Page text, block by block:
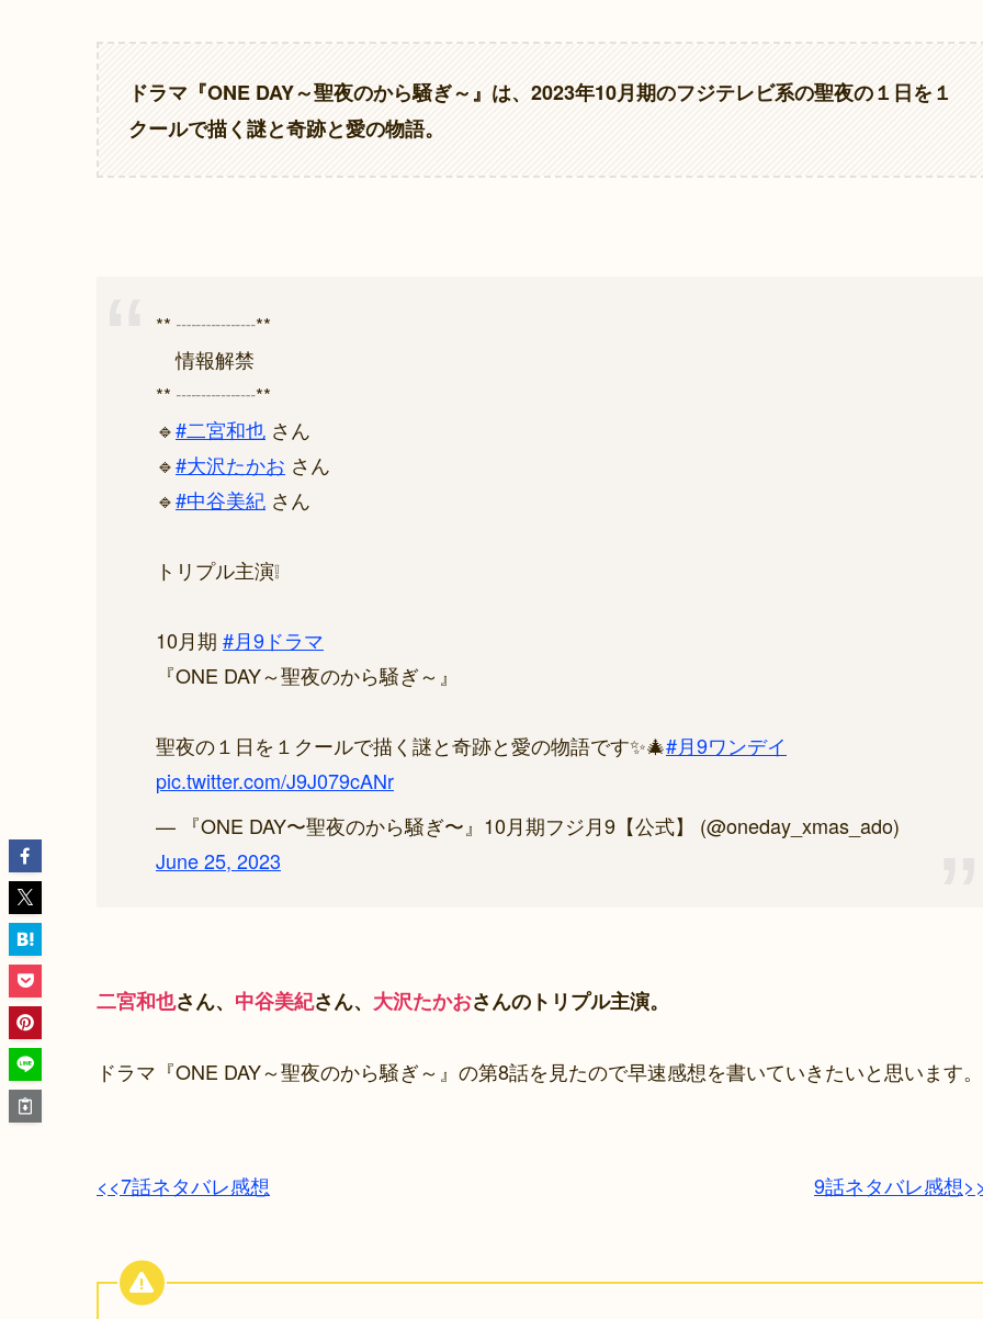
ドラマ『ONE DAY～聖夜のから騒ぎ～』は、2023年10月期のフジテレビ系の聖夜の１日を１
クールで描く謎と奇跡と愛の物語。
** ┈┈┈┈**
情報解禁
** ┈┈┈┈**
🔹#二宮和也 さん
🔹#大沢たかお さん
🔹#中谷美紀 さん
トリプル主演❕
10月期 #月9ドラマ
『ONE DAY～聖夜のから騒ぎ～』
聖夜の１日を１クールで描く謎と奇跡と愛の物語です✨🎄#月9ワンデイ
pic.twitter.com/J9J079cANr
— 『ONE DAY〜聖夜のから騒ぎ〜』10月期フジ月9【公式】 (@oneday_xmas_ado)
June 25, 2023
二宮和也さん、 中谷美紀さん、 大沢たかおさんのトリプル主演。
ドラマ『ONE DAY～聖夜のから騒ぎ～』の第8話を見たので早速感想を書いていきたいと思います。
<<7話ネタバレ感想 9話ネタバレ感想